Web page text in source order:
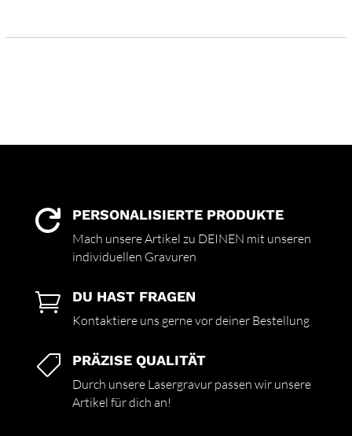
 PERSONALISIERTE PRODUKTE
Mach unsere Artikel zu DEINEN mit unseren
individuellen Gravuren
 DU HAST FRAGEN
Kontaktiere uns gerne vor deiner Bestellung
 PRÄZISE QUALITÄT
Durch unsere Lasergravur passen wir unsere
Artikel für dich an!